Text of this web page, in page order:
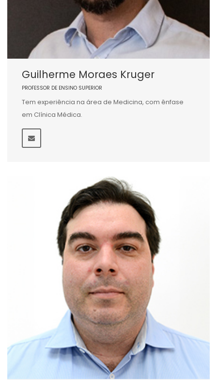
Guilherme Moraes Kruger
PROFESSOR DE ENSINO SUPERIOR
Tem experiência na área de Medicina, com ênfase
em Clínica Médica.